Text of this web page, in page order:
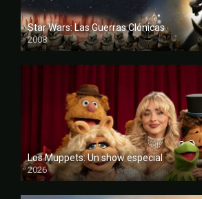
Star Wars: Las Guerras Clónicas
2008
FULL HD
Los Muppets: Un show especial
2026
FULL HD